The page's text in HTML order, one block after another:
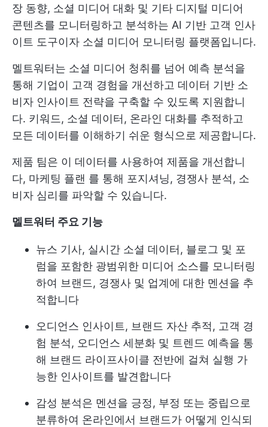
장 동향, 소셜 미디어 대화 및 기타 디지털 미디어
콘텐츠를 모니터링하고 분석하는 AI 기반 고객 인사
이트 도구이자 소셜 미디어 모니터링 플랫폼입니다.
멜트워터는 소셜 미디어 청취를 넘어 예측 분석을
통해 기업이 고객 경험을 개선하고 데이터 기반 소
비자 인사이트 전략을 구축할 수 있도록 지원합니
다. 키워드, 소셜 데이터, 온라인 대화를 추적하고
모든 데이터를 이해하기 쉬운 형식으로 제공합니다.
제품 팀은 이 데이터를 사용하여 제품을 개선합니
다, 마케팅 플랜 를 통해 포지셔닝, 경쟁사 분석, 소
비자 심리를 파악할 수 있습니다.
멜트워터 주요 기능
뉴스 기사, 실시간 소셜 데이터, 블로그 및 포
럼을 포함한 광범위한 미디어 소스를 모니터링
하여 브랜드, 경쟁사 및 업계에 대한 멘션을 추
적합니다
오디언스 인사이트, 브랜드 자산 추적, 고객 경
험 분석, 오디언스 세분화 및 트렌드 예측을 통
해 브랜드 라이프사이클 전반에 걸쳐 실행 가
능한 인사이트를 발견합니다
감성 분석은 멘션을 긍정, 부정 또는 중립으로
분류하여 온라인에서 브랜드가 어떻게 인식되